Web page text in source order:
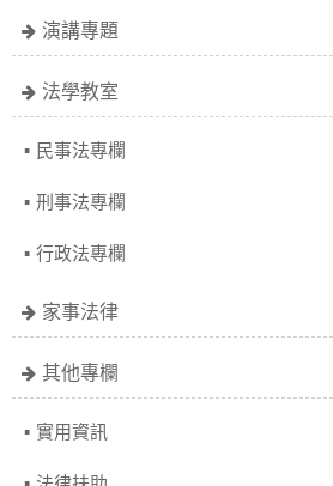
演講專題
法學教室
民事法專欄
刑事法專欄
行政法專欄
家事法律
其他專欄
實用資訊